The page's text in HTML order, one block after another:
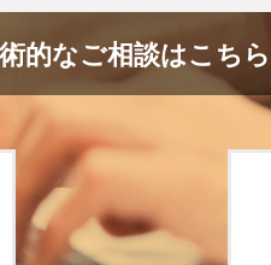
的なご相談はこちら